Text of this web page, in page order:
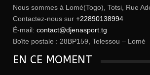
Nous sommes à Lomé(Togo), Totsi, Rue
Contactez-nous sur +22890138994
É-mail: contact@djenasport.tg
Boîte postale : 28BP159, Telessou – Lomé
EN CE MOMENT